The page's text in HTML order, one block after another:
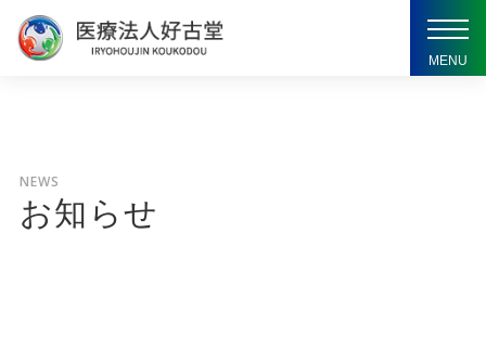
MENU
NEWS
お知らせ